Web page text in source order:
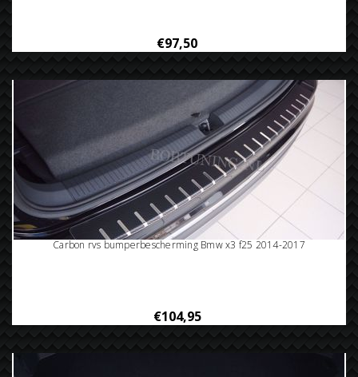
€97,50
Carbon rvs bumperbescherming Bmw x3 f25 2014-2017
€104,95